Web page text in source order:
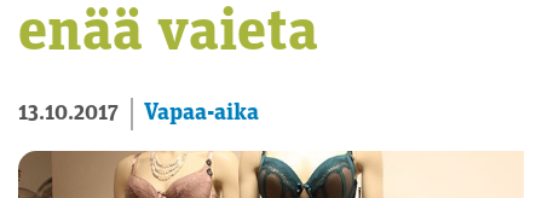
enää vaieta
13.10.2017 Vapaa-aika